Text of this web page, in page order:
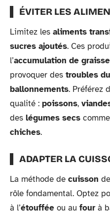
ÉVITER LES
Limitez les aliments
sucres ajoutés. Ces
l’accumulation de
provoquer des troubles
ballonnements. Préférez
qualité : poissons,
des légumes secs
chiches.
ADAPTER LA
La méthode de cuisson
rôle fondamental. Optez
à l’étouffée ou au four à